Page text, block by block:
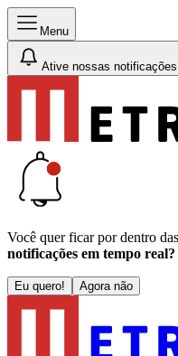
Menu
Ative nossas notificações
Você quer ficar por dentro
notificações em tempo real?
Eu quero! Agora não